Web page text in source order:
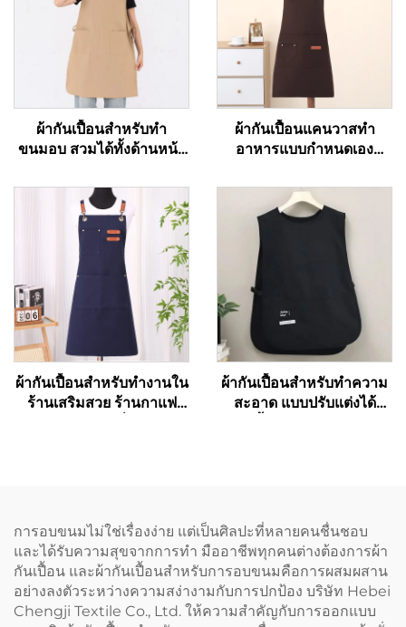
ผ้ากันเปื้อนสำหรับทำ
ขนมอบ สวมได้ทั้งด้านหน้า
สำหรับเชฟ พร้อมโลโก้ตาม
สั่ง ผ้ากันเปื้อนสไตล์ญี่ปุ่น
สำหรับทำอาหาร
ผ้ากันเปื้อนแคนวาสทำ
อาหารแบบกำหนดเอง
พนักงานเสิร์ฟ ผ้ากันเปื้อน
ครัวพื้นฐานราคาถูกสำหรับ
วันหยุด แบบติดอก ผลิตจาก
วัสดุอินทรีย์ ใช้สำหรับวาด
ผ้ากันเปื้อนสำหรับทำงานใน
ร้านเสริมสวย ร้านกาแฟ
ผ้ากันเปื้อนสำหรับทำความ
สะอาด แบบปรับแต่งได้
Cobbler Vest Apron) พร้อม
พิมพ์โลโก้ สำหรับบาริสต้า
และร้านตัดผม
การอบขนมไม่ใช่เรื่องง่าย แต่เป็นศิลปะที่หลายคนชื่นชอบ
และได้รับความสุขจากการทำ มืออาชีพทุกคนต่างต้องการผ้า
กันเปื้อน และผ้ากันเปื้อนสำหรับการอบขนมคือการผสมผสาน
อย่างลงตัวระหว่างความสง่างามกับการปกป้อง บริษัท Hebei
Chengji Textile Co., Ltd. ให้ความสำคัญกับการออกแบบ